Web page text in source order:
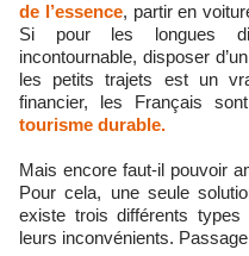
de l’essence, partir en
Si pour les longues
incontournable, disposer
les petits trajets est un
financier, les Français
tourisme durable.
Mais encore faut-il pouvoir
Pour cela, une seule
existe trois différents
leurs inconvénients.